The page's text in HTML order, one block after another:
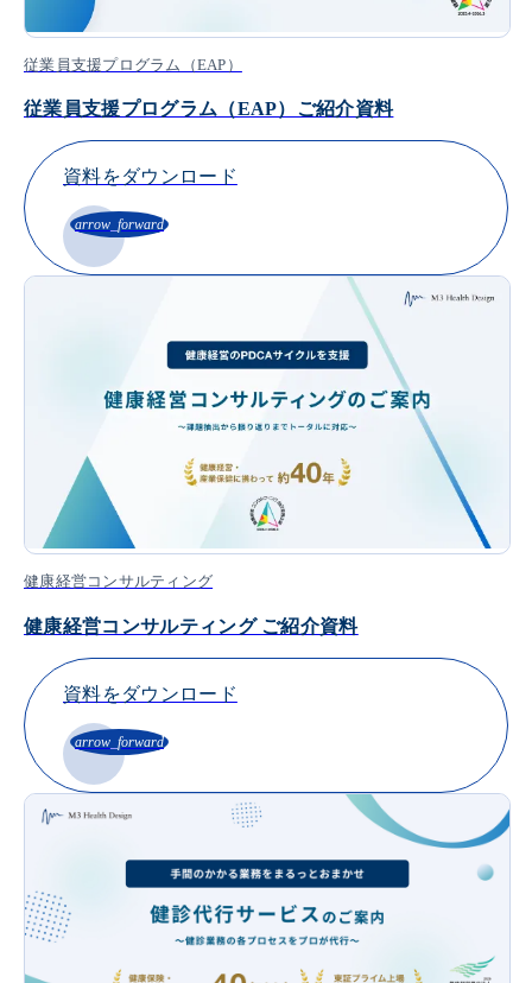
従業員支援プログラム（EAP）
従業員支援プログラム（EAP）ご紹介資料
資料をダウンロード
arrow_forward
健康経営コンサルティング
健康経営コンサルティング ご紹介資料
資料をダウンロード
arrow_forward